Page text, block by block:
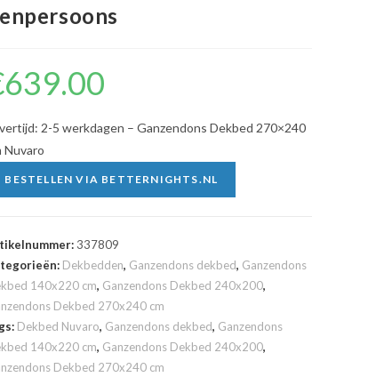
639.00
2-5 werkdagen – Ganzendons Dekbed 270×240
Nuvaro
BESTELLEN VIA BETTERNIGHTS.NL
337809
Dekbedden, Ganzendons dekbed, Ganzendons
140x220 cm, Ganzendons Dekbed 240x200,
Dekbed 270x240 cm
Dekbed Nuvaro, Ganzendons dekbed, Ganzendons
140x220 cm, Ganzendons Dekbed 240x200,
Dekbed 270x240 cm